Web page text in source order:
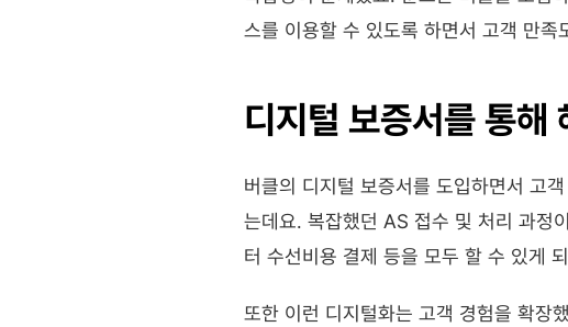
스를 이용할 수 있도록 하면서 고객 만
디지털 보증서를 통해
버클의 디지털 보증서를 도입하면서 고
는데요. 복잡했던 AS 접수 및 처리 과정
터 수선비용 결제 등을 모두 할 수 있게
또한 이런 디지털화는 고객 경험을 확장